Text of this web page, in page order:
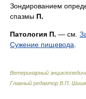
Зондированием
спазмы П.
Патология П. — см.
Сужение пищевода
Ветеринарный
Главный редактор В.П.